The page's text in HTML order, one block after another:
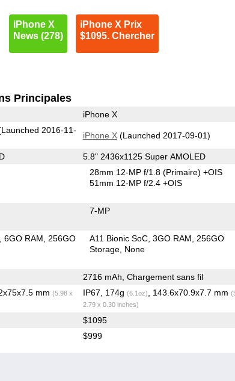
iPhone X
News (278)
iPhone X Prix
$1095. Chercher
Principales
iPhone X
2016-11-
iPhone X(Launched 2017-09-01)
5.8" 2436x1125 Super AMOLED
28mm 12-MP f/1.8(Primaire) +OIS
51mm 12-MP f/2.4 +OIS
7-MP
6GO RAM
256GO
A11 Bionic SoC 3GO RAM
256GO
Storage None
2716 mAh, Chargement sans fil
mm (5.98 x
IP67, 174g (6.1oz) , 143.6x70.9x7.7 mm
2.79 x 0.30 inches)
$1095
$999